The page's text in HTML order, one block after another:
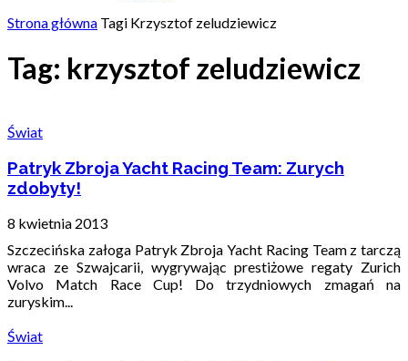
Strona główna Tagi Krzysztof zeludziewicz
Tag: krzysztof zeludziewicz
Świat
Patryk Zbroja Yacht Racing Team: Zurych
zdobyty!
8 kwietnia 2013
Szczecińska załoga Patryk Zbroja Yacht Racing Team z tarczą
wraca ze Szwajcarii, wygrywając prestiżowe regaty Zurich
Volvo Match Race Cup! Do trzydniowych zmagań na
zuryskim...
Świat